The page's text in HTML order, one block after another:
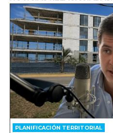
PLANIFICACIÓN TERRITORIAL